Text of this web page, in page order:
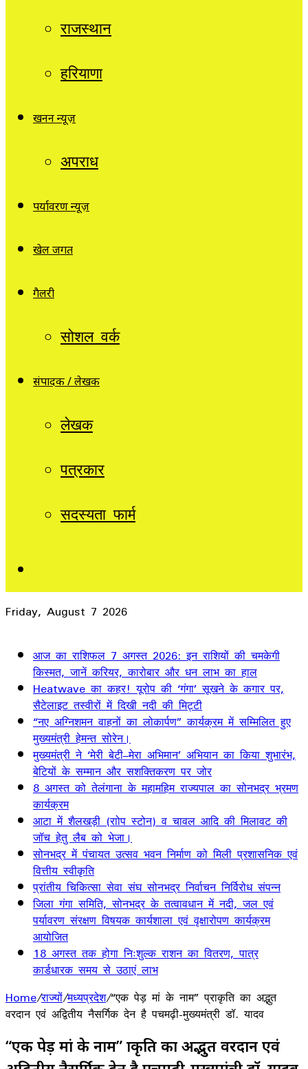
राजस्थान
हरियाणा
खनन न्यूज़
अपराध
पर्यावरण न्यूज़
खेल जगत
गैलरी
सोशल वर्क
संपादक / लेखक
लेखक
पत्रकार
सदस्यता फार्म
Friday, August 7 2026
आज का राशिफल 7 अगस्त 2026: इन राशियों की चमकेगी
किस्मत, जानें करियर, कारोबार और धन लाभ का हाल
Heatwave का कहर! यूरोप की ‘गंगा’ सूखने के कगार पर,
सैटेलाइट तस्वीरों में दिखी नदी की मिट्टी
“नए अग्निशमन वाहनों का लोकार्पण” कार्यक्रम में सम्मिलित हुए
मुख्यमंत्री हेमन्त सोरेन।
मुख्यमंत्री ने ‘मेरी बेटी–मेरा अभिमान’ अभियान का किया शुभारंभ,
बेटियों के सम्मान और सशक्तिकरण पर जोर
8 अगस्त को तेलंगाना के महामहिम राज्यपाल का सोनभद्र भ्रमण
कार्यक्रम
आटा में शैलखड़ी (राोप स्टोन) व चावल आदि की मिलावट की
जॉच हेतु लैब को भेजा।
सोनभद्र में पंचायत उत्सव भवन निर्माण को मिली प्रशासनिक एवं
वित्तीय स्वीकृति
प्रांतीय चिकित्सा सेवा संघ सोनभद्र निर्वाचन निर्विरोध संपन्न
जिला गंगा समिति, सोनभद्र के तत्वावधान में नदी, जल एवं
पर्यावरण संरक्षण विषयक कार्यशाला एवं वृक्षारोपण कार्यक्रम
आयोजित
18 अगस्त तक होगा निःशुल्क राशन का वितरण, पात्र
कार्डधारक समय से उठाएं लाभ
Home/राज्यों/मध्यप्रदेश/“एक पेड़ मां के नाम” प्राकृति का अद्भुत
वरदान एवं अद्वितीय नैसर्गिक देन है पचमढ़ी-मुख्यमंत्री डॉ. यादव
“एक पेड़ मां के नाम” प्राकृति का अद्भुत वरदान एवं